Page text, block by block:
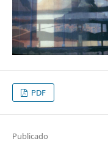
PDF
Publicado